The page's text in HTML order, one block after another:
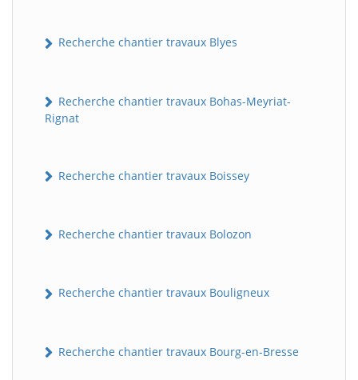
Recherche chantier travaux Blyes
Recherche chantier travaux Bohas-Meyriat-
Rignat
Recherche chantier travaux Boissey
Recherche chantier travaux Bolozon
Recherche chantier travaux Bouligneux
Recherche chantier travaux Bourg-en-Bresse